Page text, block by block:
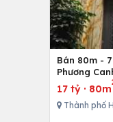
Bán 80m -
Phương
17 tỷ · 80m
Thành phố